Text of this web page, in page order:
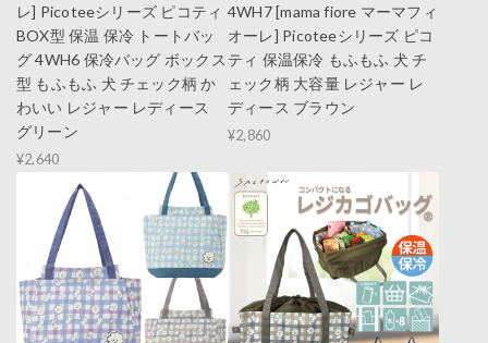
レ] Picoteeシリーズ ピコティ
BOX型 保温 保冷 トートバッ
グ 4WH6 保冷バッグ ボックス
型 もふもふ 犬 チェック柄 か
わいい レジャー レディース
グリーン
¥2,640
4WH7 [mama fiore マーマフィ
オーレ] Picoteeシリーズ ピコ
ティ 保温保冷 もふもふ 犬 チ
ェック柄 大容量 レジャー レ
ディース ブラウン
¥2,860